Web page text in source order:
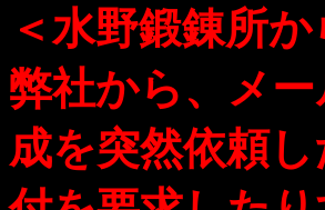
＜水野鍛錬所
弊社から、メ
成を突然依頼